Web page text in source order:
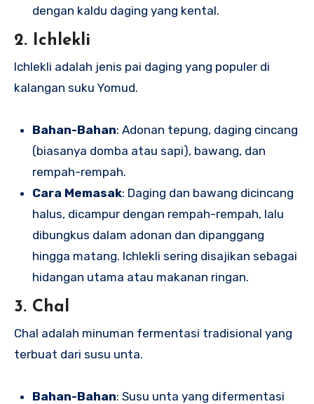
dengan kaldu daging yang kental.
2. Ichlekli
Ichlekli adalah jenis pai daging yang populer di
kalangan suku Yomud.
Bahan-Bahan: Adonan tepung, daging cincang
(biasanya domba atau sapi), bawang, dan
rempah-rempah.
Cara Memasak: Daging dan bawang dicincang
halus, dicampur dengan rempah-rempah, lalu
dibungkus dalam adonan dan dipanggang
hingga matang. Ichlekli sering disajikan sebagai
hidangan utama atau makanan ringan.
3. Chal
Chal adalah minuman fermentasi tradisional yang
terbuat dari susu unta.
Bahan-Bahan: Susu unta yang difermentasi